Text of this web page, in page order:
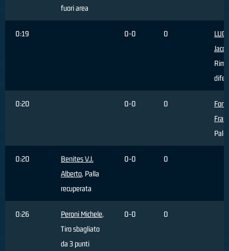
fuori area
0:19 0-0 0
0:20 0-0 0
Forti
0:20
Benites V.J.
Alberto, Palla
recuperata
0-0 0
0:26 Peroni Michele,
Tiro sbagliato
da 3 punti
0-0 0